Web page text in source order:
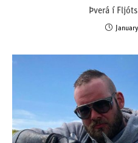
Þverá í